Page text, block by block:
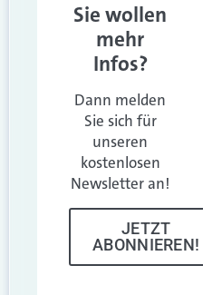
Sie wollen
mehr
Infos?
Dann melden
Sie sich für
unseren
kostenlosen
Newsletter an!
JETZT
ABONNIEREN!